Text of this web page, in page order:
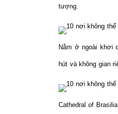
tượng.
Nằm ở ngoài khơi
hút và không gian
Cathedral of